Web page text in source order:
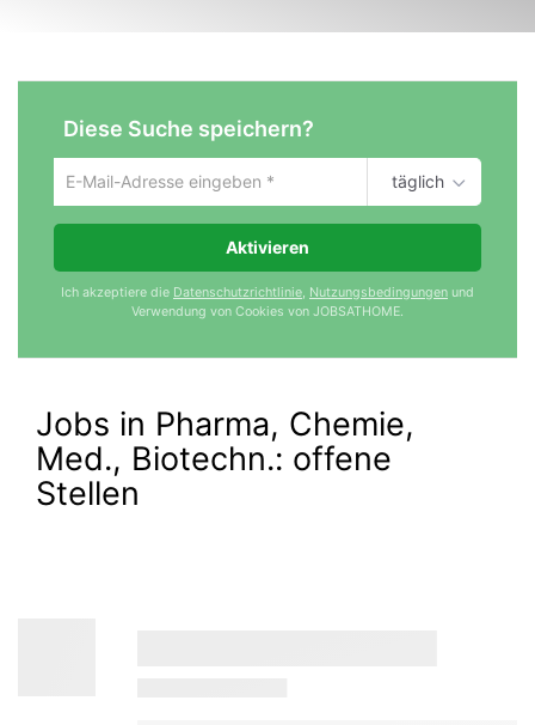
Diese Suche speichern?
Um
die
aktuelle
zu
deine
ein
täglich
Aktivieren
Ich akzeptiere die Datenschutzrichtlinie, Nutzungsbedingungen und
Verwendung von Cookies von JOBSATHOME.
Jobs in Pharma, Chemie,
Med., Biotechn.: offene
Stellen